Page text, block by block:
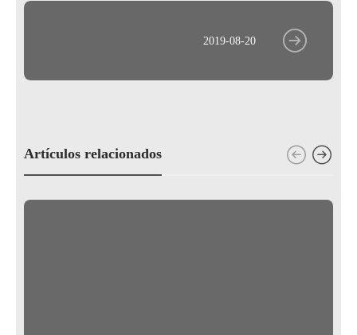
2019-08-20
Artículos relacionados